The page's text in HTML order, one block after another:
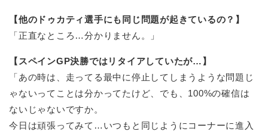
【他のドゥカティ選手にも同じ問題が起きているの？】
「正直なところ…分かりません。」
【スペインGP決勝ではリタイアしていたが…】
「あの時は、走ってる最中に停止してしまうような問題じ
ゃないってことは分かってたけど、でも、100%の確信は
ないじゃないですか。
今日は頑張ってみて…いつもと同じようにコーナーに進入